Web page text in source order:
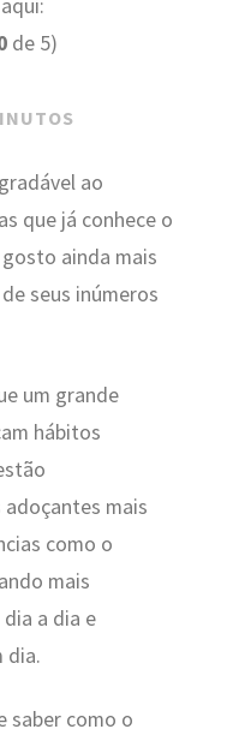
de 5)
ao
que já conhece o
ainda mais
seus inúmeros
um grande
hábitos
mais
como o
mais
a dia e
dia.
saber como o